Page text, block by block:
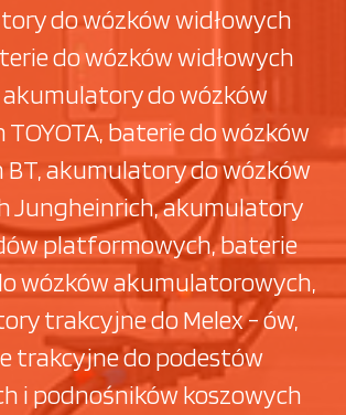
do wózków widłowych
do wózków widłowych
akumulatory do wózków
TOYOTA, baterie do wózków
BT, akumulatory do wózków
Jungheinrich, akumulatory
platformowych, baterie
wózków akumulatorowych,
trakcyjne do Melex - ów,
trakcyjne do podestów
i podnośników koszowych